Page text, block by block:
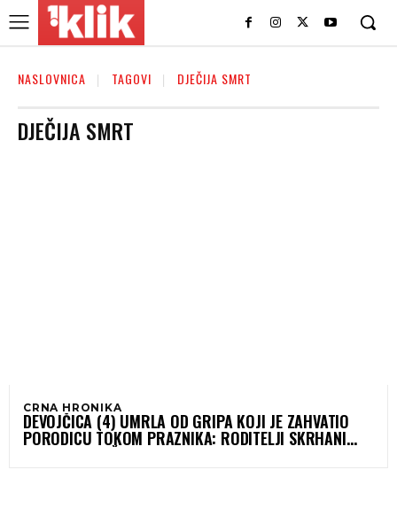
NASLOVNICA TAGOVI DJEČIJA SMRT
DJEČIJA SMRT
CRNA HRONIKA
DEVOJČICA (4) UMRLA OD GRIPA KOJI JE ZAHVATIO
PORODICU TOKOM PRAZNIKA: RODITELJI SKRHANI